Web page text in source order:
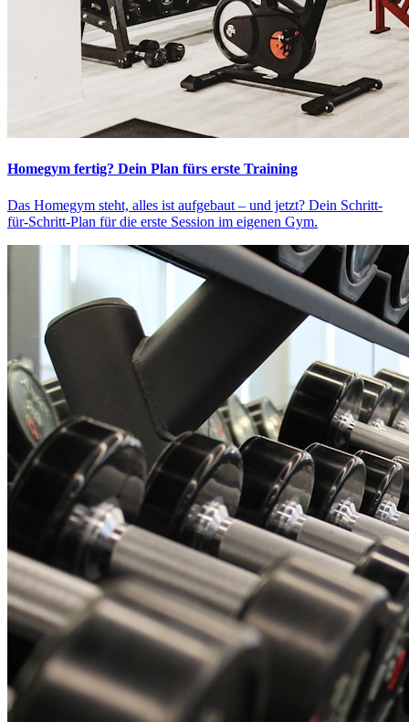
Homegym fertig? Dein Plan fürs erste Training
Das Homegym steht, alles ist aufgebaut – und jetzt? Dein Schritt-
für-Schritt-Plan für die erste Session im eigenen Gym.